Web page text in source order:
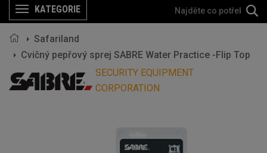
MenuKATEGORIE
Safariland
Cvičný pepřový sprej SABRE Water Practice -Flip Top
SECURITY EQUIPMENT
CORPORATION